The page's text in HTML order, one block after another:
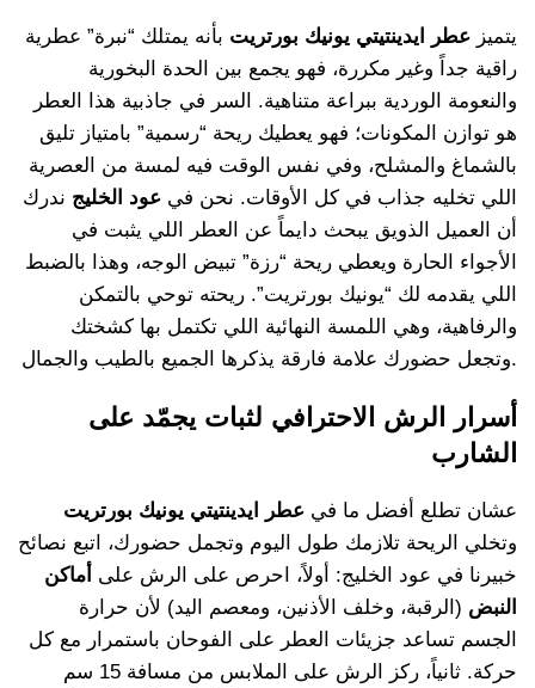
يتميز عطر ايدينتيتي يونيك بورتريت بأنه يمتلك “نبرة” عطرية
راقية جداً وغير مكررة، فهو يجمع بين الحدة البخورية
والنعومة الوردية ببراعة متناهية. السر في جاذبية هذا العطر
هو توازن المكونات؛ فهو يعطيك ريحة “رسمية” بامتياز تليق
بالشماغ والمشلح، وفي نفس الوقت فيه لمسة من العصرية
اللي تخليه جذاب في كل الأوقات. نحن في عود الخليج ندرك
أن العميل الذويق يبحث دايماً عن العطر اللي يثبت في
الأجواء الحارة ويعطي ريحة “رزة” تبيض الوجه، وهذا بالضبط
اللي يقدمه لك “يونيك بورتريت”. ريحته توحي بالتمكن
والرفاهية، وهي اللمسة النهائية اللي تكتمل بها كشختك
وتجعل حضورك علامة فارقة يذكرها الجميع بالطيب والجمال.
أسرار الرش الاحترافي لثبات يجمّد على
الشارب
عشان تطلع أفضل ما في عطر ايدينتيتي يونيك بورتريت
وتخلي الريحة تلازمك طول اليوم وتجمل حضورك، اتبع نصائح
خبيرنا في عود الخليج: أولاً، احرص على الرش على أماكن
النبض (الرقبة، وخلف الأذنين، ومعصم اليد) لأن حرارة
الجسم تساعد جزيئات العطر على الفوحان باستمرار مع كل
حركة. ثانياً، ركز الرش على الملابس من مسافة 15 سم